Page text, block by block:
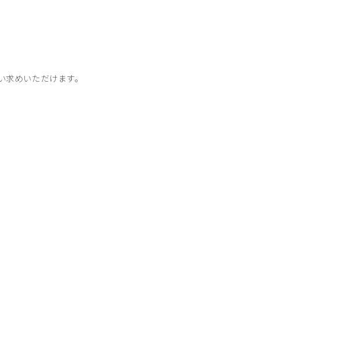
めいただけます。